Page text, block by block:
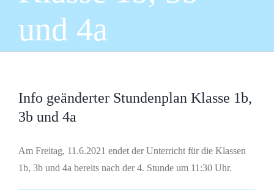
und 4a
Info geänderter Stundenplan Klasse 1b,
3b und 4a
Am Freitag, 11.6.2021 endet der Unterricht für die Klassen
1b, 3b und 4a bereits nach der 4. Stunde um 11:30 Uhr.